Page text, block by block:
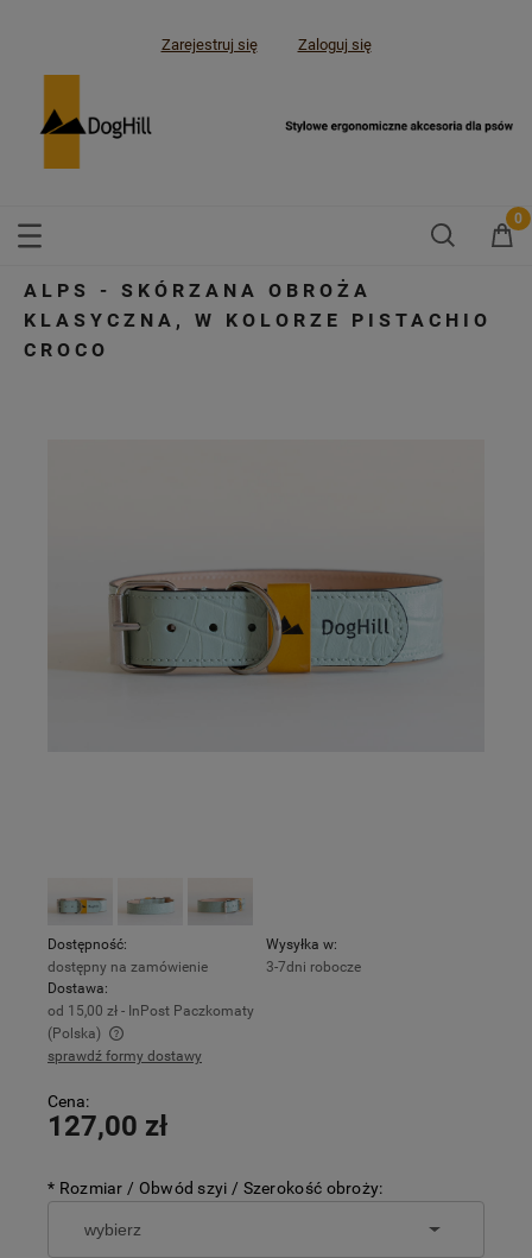
Zarejestruj się Zaloguj się
ALPS - SKÓRZANA OBROŻA
KLASYCZNA, W KOLORZE PISTACHIO
CROCO
Dostępność:
dostępny na zamówienie
Wysyłka w:
3-7dni robocze
Dostawa:
od 15,00 zł - InPost Paczkomaty
(Polska)
Cena nie zawiera ewentualnych kosztów płatności
sprawdź formy dostawy
Cena:
127,00 zł
* Rozmiar / Obwód szyi / Szerokość obroży: